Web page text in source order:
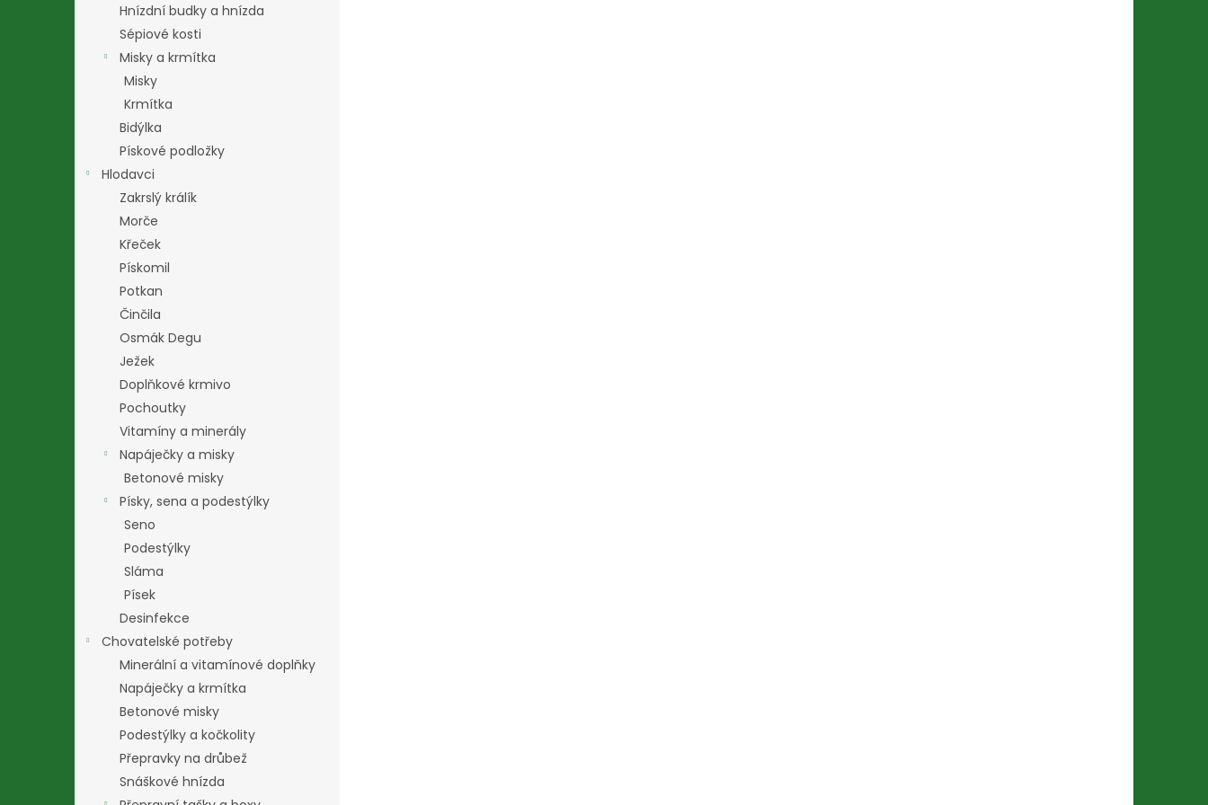
Hnízdní budky a hnízda
Sépiové kosti
Misky a krmítka
Misky
Krmítka
Bidýlka
Pískové podložky
Hlodavci
Zakrslý králík
Morče
Křeček
Pískomil
Potkan
Činčila
Osmák Degu
Ježek
Doplňkové krmivo
Pochoutky
Vitamíny a minerály
Napáječky a misky
Betonové misky
Písky, sena a podestýlky
Seno
Podestýlky
Sláma
Písek
Desinfekce
Chovatelské potřeby
Minerální a vitamínové doplňky
Napáječky a krmítka
Betonové misky
Podestýlky a kočkolity
Přepravky na drůbež
Snáškové hnízda